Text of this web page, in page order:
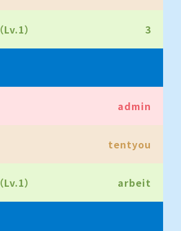
は、一部ご利用頂けない
ます。
事項）
の全部および一部が漏洩・
のとします。
よび第三者が本サイトの
） 3
admin
tentyou
） arbeit